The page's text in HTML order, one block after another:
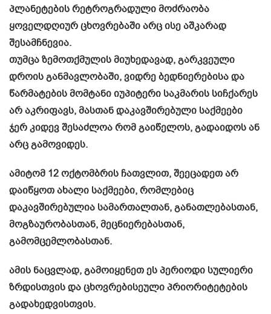
პლანეტების რეტროგრადული მოძრაობა
ყოველდღიურ ცხოვრებაში არც ისე აშკარად
შესამჩნევია.
თუმცა ზემოთქმულის მიუხედავად, გარკვეული
დროის განმავლობაში, ვიდრე ბედნიერებისა და
წარმატების მომტანი იუპიტერი საკმარის სიჩქარეს
არ აკრიფავს, მასთან დაკავშირებული საქმეები
ჯერ კიდევ შესაძლოა რომ გაიწელოს, გადაიდოს ან
არც გამოვიდეს.
ამიტომ 12 ოქტომბრის ჩათვლით, შეეცადეთ არ
დაიწყოთ ახალი საქმეები, რომლებიც
დაკავშირებულია სამართალთან, განათლებასთან,
მოგზაურობასთან, მეცნიერებასთან,
გამომცემლობასთან.
ამის ნაცვლად, გამოიყენეთ ეს პერიოდი სულიერი
ზრდისთვის და ცხოვრებისეული პრიორიტეტების
გადახედვისთვის.